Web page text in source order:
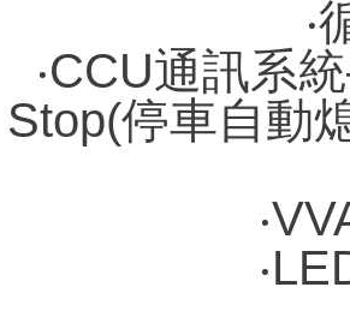
‧
‧CCU通訊系
Stop(停車自動